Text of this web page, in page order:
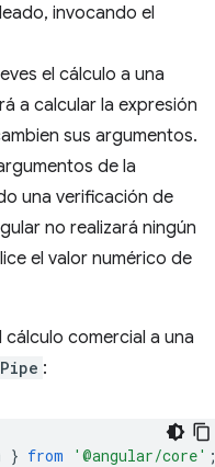
invocando el
el cálculo a una
a calcular la expresión
sus argumentos.
de la
una verificación de
no realizará ningún
el valor numérico de
comercial a una
:
} from '@angular/core'